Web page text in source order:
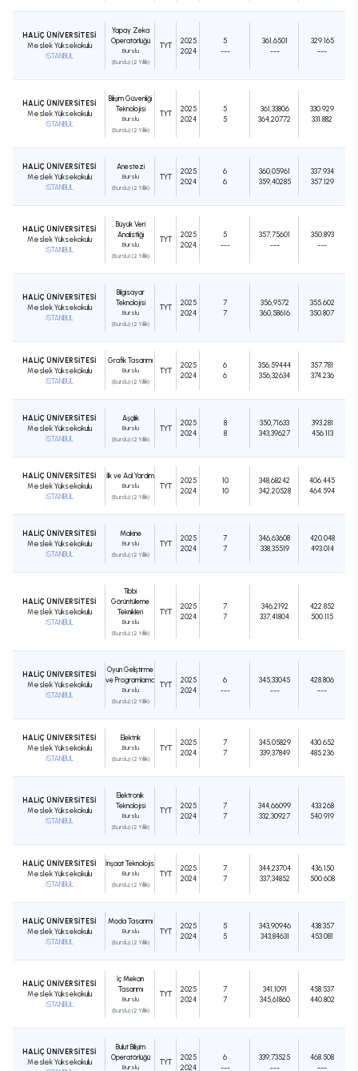
HALİÇ ÜNİVERSİTESİ
Meslek Yüksekokulu
İSTANBUL
Yapay Zeka
Operatörlüğü
Burslu
(Burslu) (2 Yıllık)
TYT
2025
2024
5
---
361,6501
---
329.165
---
HALİÇ ÜNİVERSİTESİ
Meslek Yüksekokulu
İSTANBUL
Bilişim Güvenliği
Teknolojisi
Burslu
(Burslu) (2 Yıllık)
TYT
2025
2024
5
5
361,33806
364,20772
330.929
331.882
HALİÇ ÜNİVERSİTESİ
Meslek Yüksekokulu
İSTANBUL
Anestezi
Burslu
(Burslu) (2 Yıllık)
TYT
2025
2024
6
6
360,05961
359,40285
337.934
357.129
HALİÇ ÜNİVERSİTESİ
Meslek Yüksekokulu
İSTANBUL
Büyük Veri
Analistliği
Burslu
(Burslu) (2 Yıllık)
TYT
2025
2024
5
---
357,75601
---
350.893
---
HALİÇ ÜNİVERSİTESİ
Meslek Yüksekokulu
İSTANBUL
Bilgisayar
Teknolojisi
Burslu
(Burslu) (2 Yıllık)
TYT
2025
2024
7
7
356,9572
360,58616
355.602
350.807
HALİÇ ÜNİVERSİTESİ
Meslek Yüksekokulu
İSTANBUL
Grafik Tasarımı
Burslu
(Burslu) (2 Yıllık)
TYT
2025
2024
6
6
356,59444
356,32634
357.781
374.236
HALİÇ ÜNİVERSİTESİ
Meslek Yüksekokulu
İSTANBUL
Aşçılık
Burslu
(Burslu) (2 Yıllık)
TYT
2025
2024
8
8
350,71633
343,39627
393.281
456.113
HALİÇ ÜNİVERSİTESİ
Meslek Yüksekokulu
İSTANBUL
İlk ve Acil Yardım
Burslu
(Burslu) (2 Yıllık)
TYT
2025
2024
10
10
348,68242
342,20528
406.445
464.594
HALİÇ ÜNİVERSİTESİ
Meslek Yüksekokulu
İSTANBUL
Makine
Burslu
(Burslu) (2 Yıllık)
TYT
2025
2024
7
7
346,63608
338,35519
420.048
493.014
HALİÇ ÜNİVERSİTESİ
Meslek Yüksekokulu
İSTANBUL
Tıbbi
Görüntüleme
Teknikleri
Burslu
(Burslu) (2 Yıllık)
TYT
2025
2024
7
7
346,2192
337,41804
422.852
500.115
HALİÇ ÜNİVERSİTESİ
Meslek Yüksekokulu
İSTANBUL
Oyun Geliştirme
ve Programlama
Burslu
(Burslu) (2 Yıllık)
TYT
2025
2024
6
---
345,33045
---
428.806
---
HALİÇ ÜNİVERSİTESİ
Meslek Yüksekokulu
İSTANBUL
Elektrik
Burslu
(Burslu) (2 Yıllık)
TYT
2025
2024
7
7
345,05829
339,37849
430.652
485.236
HALİÇ ÜNİVERSİTESİ
Meslek Yüksekokulu
İSTANBUL
Elektronik
Teknolojisi
Burslu
(Burslu) (2 Yıllık)
TYT
2025
2024
7
7
344,66099
332,30927
433.268
540.919
HALİÇ ÜNİVERSİTESİ
Meslek Yüksekokulu
İSTANBUL
İnşaat Teknolojisi
Burslu
(Burslu) (2 Yıllık)
TYT
2025
2024
7
7
344,23704
337,34852
436.150
500.608
HALİÇ ÜNİVERSİTESİ
Meslek Yüksekokulu
İSTANBUL
Moda Tasarımı
Burslu
(Burslu) (2 Yıllık)
TYT
2025
2024
5
5
343,90946
343,84631
438.357
453.081
HALİÇ ÜNİVERSİTESİ
Meslek Yüksekokulu
İSTANBUL
İç Mekan
Tasarımı
Burslu
(Burslu) (2 Yıllık)
TYT
2025
2024
7
7
341,1091
345,61860
458.537
440.802
HALİÇ ÜNİVERSİTESİ
Meslek Yüksekokulu
Bulut Bilişim
Operatörlüğü
Burslu
TYT
2025
2024
6
---
339,73525
---
468.508
---